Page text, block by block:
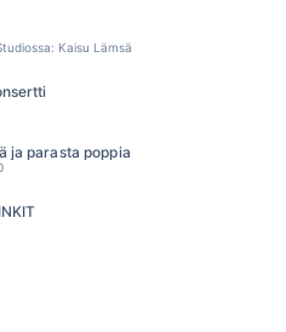
Kaisu Lämsä
ja parasta poppia